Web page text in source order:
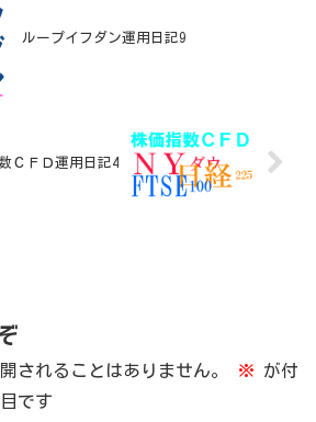
ループイフダン運用日記9
ＣＦＤ運用日記4
されることはありません。 ※ が付
です